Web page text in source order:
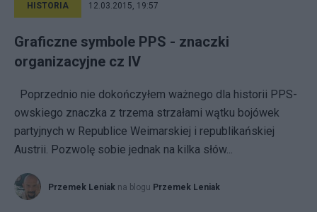
HISTORIA 12.03.2015, 19:57
Graficzne symbole PPS - znaczki
organizacyjne cz IV
Poprzednio nie dokończyłem ważnego dla historii PPS-
owskiego znaczka z trzema strzałami wątku bojówek
partyjnych w Republice Weimarskiej i republikańskiej
Austrii. Pozwolę sobie jednak na kilka słów...
Przemek Leniak na blogu Przemek Leniak